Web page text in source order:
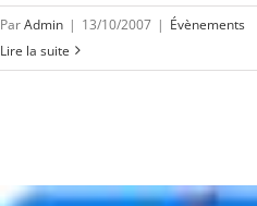
ParAdmin | 13/10/2007 | Évènements
Lire la suite